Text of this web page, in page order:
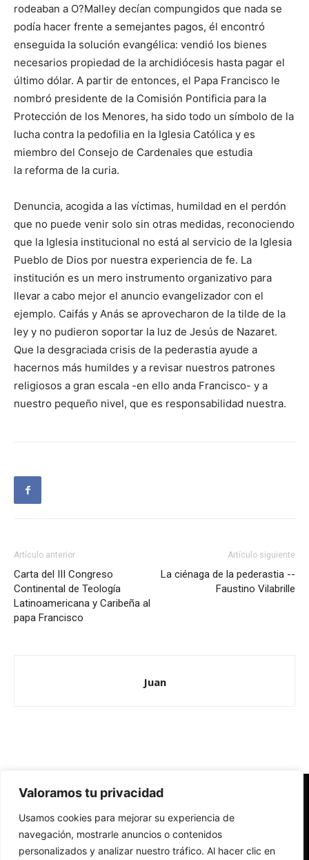
Valoramos tu privacidad
Usamos cookies para mejorar su experiencia de
navegación, mostrarle anuncios o contenidos
personalizados y analizar nuestro tráfico. Al hacer clic en
rodeaban a O?Malley decían compungidos que nada se
podía hacer frente a semejantes pagos, él encontró
enseguida la solución evangélica: vendió los bienes
necesarios propiedad de la archidiócesis hasta pagar el
último dólar. A partir de entonces, el Papa Francisco le
nombró presidente de la Comisión Pontificia para la
Protección de los Menores, ha sido todo un símbolo de la
lucha contra la pedofilia en la Iglesia Católica y es
miembro del Consejo de Cardenales que estudia
la reforma de la curia.
Denuncia, acogida a las víctimas, humildad en el perdón
que no puede venir solo sin otras medidas, reconociendo
que la Iglesia institucional no está al servicio de la Iglesia
Pueblo de Dios por nuestra experiencia de fe. La
institución es un mero instrumento organizativo para
llevar a cabo mejor el anuncio evangelizador con el
ejemplo. Caifás y Anás se aprovecharon de la tilde de la
ley y no pudieron soportar la luz de Jesús de Nazaret.
Que la desgraciada crisis de la pederastia ayude a
hacernos más humildes y a revisar nuestros patrones
religiosos a gran escala -en ello anda Francisco- y a
nuestro pequeño nivel, que es responsabilidad nuestra.
Artículo anterior
Carta del III Congreso
Continental de Teología
Latinoamericana y Caribeña al
papa Francisco
Artículo siguiente
La ciénaga de la pederastia --
Faustino Vilabrille
Juan
Redes Cristianas
Una mirada alternativa sobre la Iglesia católica y la sociedad
- Colectivos de Redes Cristianas